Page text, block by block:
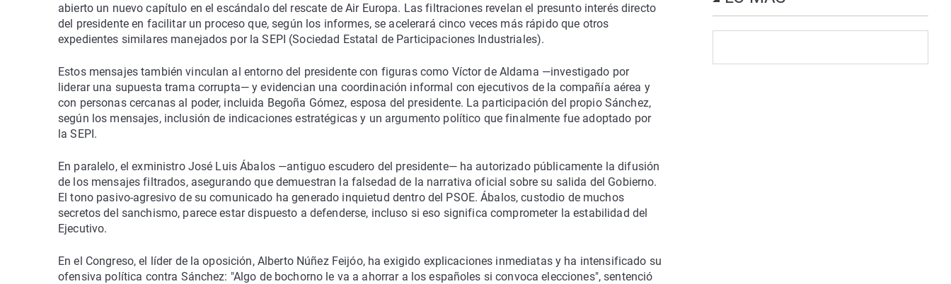
abierto un nuevo capítulo en el escándalo del rescate de Air Europa. Las filtraciones revelan el presunto interés directo
del presidente en facilitar un proceso que, según los informes, se acelerará cinco veces más rápido que otros
expedientes similares manejados por la SEPI (Sociedad Estatal de Participaciones Industriales).
Estos mensajes también vinculan al entorno del presidente con figuras como Víctor de Aldama —investigado por
liderar una supuesta trama corrupta— y evidencian una coordinación informal con ejecutivos de la compañía aérea y
con personas cercanas al poder, incluida Begoña Gómez, esposa del presidente. La participación del propio Sánchez,
según los mensajes, inclusión de indicaciones estratégicas y un argumento político que finalmente fue adoptado por
la SEPI.
En paralelo, el exministro José Luis Ábalos —antiguo escudero del presidente— ha autorizado públicamente la difusión
de los mensajes filtrados, asegurando que demuestran la falsedad de la narrativa oficial sobre su salida del Gobierno.
El tono pasivo-agresivo de su comunicado ha generado inquietud dentro del PSOE. Ábalos, custodio de muchos
secretos del sanchismo, parece estar dispuesto a defenderse, incluso si eso significa comprometer la estabilidad del
Ejecutivo.
En el Congreso, el líder de la oposición, Alberto Núñez Feijóo, ha exigido explicaciones inmediatas y ha intensificado su
ofensiva política contra Sánchez: "Algo de bochorno le va a ahorrar a los españoles si convoca elecciones", sentenció